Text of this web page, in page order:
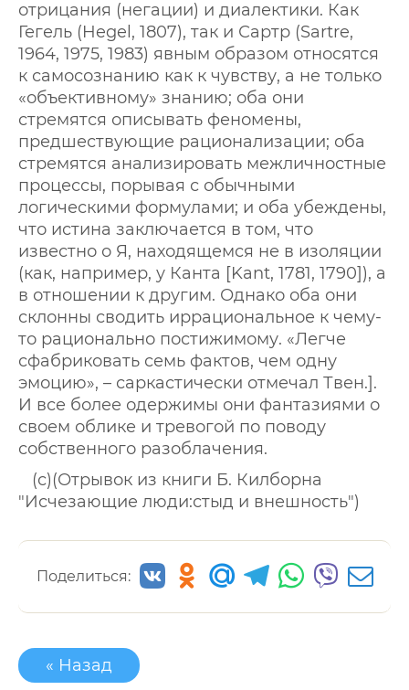
отрицания (негации) и диалектики. Как
Гегель (Hegel, 1807), так и Сартр (Sartre,
1964, 1975, 1983) явным образом относятся
к самосознанию как к чувству, а не только
«объективному» знанию; оба они
стремятся описывать феномены,
предшествующие рационализации; оба
стремятся анализировать межличностные
процессы, порывая с обычными
логическими формулами; и оба убеждены,
что истина заключается в том, что
известно о Я, находящемся не в изоляции
(как, например, у Канта [Kant, 1781, 1790]), а
в отношении к другим. Однако оба они
склонны сводить иррациональное к чему-
то рационально постижимому. «Легче
сфабриковать семь фактов, чем одну
эмоцию», – саркастически отмечал Твен.].
И все более одержимы они фантазиями о
своем облике и тревогой по поводу
собственного разоблачения.
(с)(Отрывок из книги Б. Килборна
"Исчезающие люди:стыд и внешность")
Поделиться:
« Назад